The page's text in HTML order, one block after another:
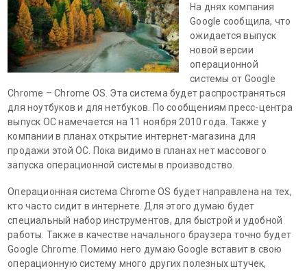
На днях компания
Google сообщила, что
ожидается выпуск
новой версии
операционной
системы от Google
Chrome – Chrome OS. Эта система будет распространяться
для ноутбуков и для нетбуков. По сообщениям пресс-центра
выпуск ОС намечается на 11 ноября 2010 года. Также у
компании в планах открытие интернет-магазина для
продажи этой ОС. Пока видимо в планах нет массового
запуска операционной системы в производство.
Операционная система Chrome OS будет направлена на тех,
кто часто сидит в интернете. Для этого думаю будет
специальный набор инструментов, для быстрой и удобной
работы. Также в качестве начального браузера точно будет
Google Chrome. Помимо него думаю Google вставит в свою
операционную систему много других полезных штучек,